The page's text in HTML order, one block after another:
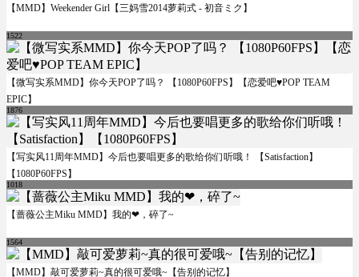
【MMD】Weekender Girl【三妈雪2014萝莉式 - 初音ミク】
1522
【微写实系MMD】你今天POP了吗？ 【1080P60FPS】【恋爱吧♥POP TEAM
EPIC】
1876
【写实风11周年MMD】今后也要唱更多的歌给你们听哦！ 【Satisfaction】
【1080P60FPS】
1018
【蔷薇公主Miku MMD】我的❤，碎了~
1564
【MMD】敲可爱萝莉~真的很可爱哦~【告别的记忆】